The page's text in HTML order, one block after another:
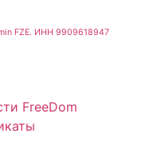
FZE. ИНН 9909618947
FreeDom